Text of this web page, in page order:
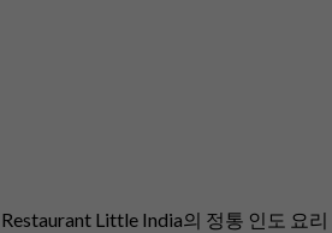
Little India의 정통 인도 요리